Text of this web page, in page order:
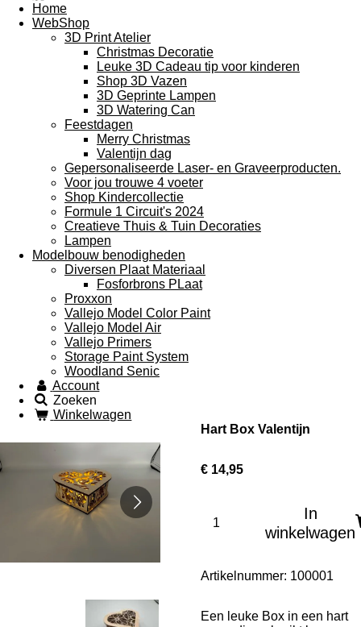
Home
WebShop
3D Print Atelier
Christmas Decoratie
Leuke 3D Cadeau tip voor kinderen
Shop 3D Vazen
3D Geprinte Lampen
3D Watering Can
Feestdagen
Merry Christmas
Valentijn dag
Gepersonaliseerde Laser- en Graveerproducten.
Voor jou trouwe 4 voeter
Shop Kindercollectie
Formule 1 Circuit's 2024
Creatieve Thuis & Tuin Decoraties
Lampen
Modelbouw benodigheden
Diversen Plaat Materiaal
Fosforbrons PLaat
Proxxon
Vallejo Model Color Paint
Vallejo Model Air
Vallejo Primers
Storage Paint System
Woodland Senic
Account
Zoeken
Winkelwagen
Hart Box Valentijn
€ 14,95
In
winkelwagen
Artikelnummer: 100001
Een leuke Box in een hart